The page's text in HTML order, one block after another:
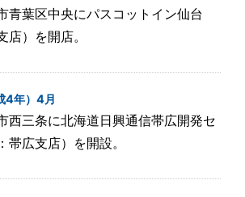
青葉区中央にパスコットイン仙台
店）を開店。
4年）4月
西三条に北海道日興通信帯広開発セ
帯広支店）を開設。